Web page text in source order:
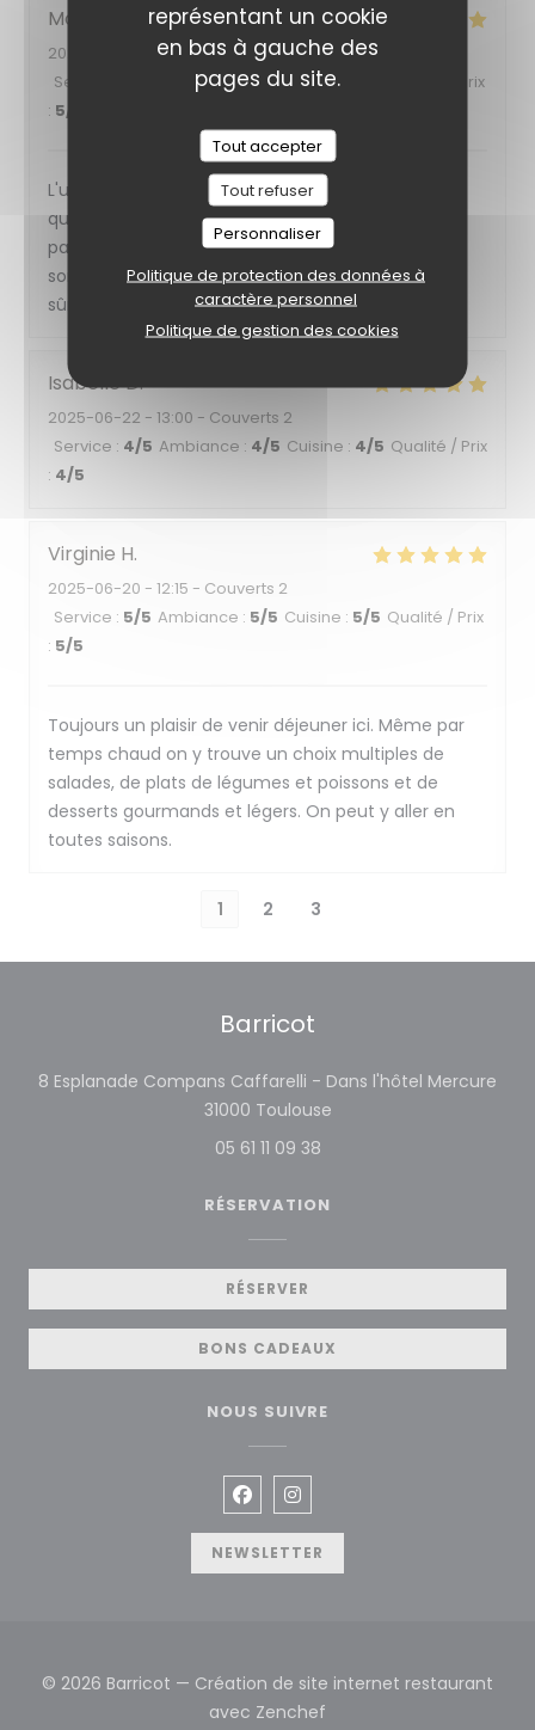
représentant un cookie
en bas à gauche des
pages du site.
Tout accepter
Tout refuser
Personnaliser
Politique de protection des données à
caractère personnel
Politique de gestion des cookies
Morgane Q
2025-06-29
- 11:30 - Couverts 2
Service
Ambiance: 4 /5 Cuisine
Qualité / Prix
: 5/5
L'un des meilleurs brunch de Toulouse: choix,
qualité, démarrage à 11h30, rapport qualité/prix,...
parfait! Aussi, les équipes d'accueil et de service
sont très sympathiques. Le Barricot est une valeur
sûre!
IsabelleD
2025-06-22 - 13:00 - Couverts 2
Service : 4/5 Ambiance : 4/5 Cuisine : 4/5 Qualité / Prix
: 4/5
Virginie H
2025-06-20 - 12:15 - Couverts 2
Service : 5/5 Ambiance : 5/5 Cuisine : 5/5 Qualité / Prix
: 5/5
Toujours un plaisir de venir déjeuner ici. Même par
temps chaud on y trouve un choix multiples de
salades, de plats de légumes et poissons et de
desserts gourmands et légers. On peut y aller en
toutes saisons.
1 2 3
Barricot
8 Esplanade Compans Caffarelli - Dans l'hôtel Mercure
31000 Toulouse((ouvre une nouvelle
05 61 11 09 38
RÉSERVATION
RÉSERVER
BONS CADEAUX
NOUS SUIVRE
Facebook ((ouvre une
Instagram ((ouvre une
NEWSLETTER
© 2026 Barricot — Création de site internet restaurant
avec Zenchef